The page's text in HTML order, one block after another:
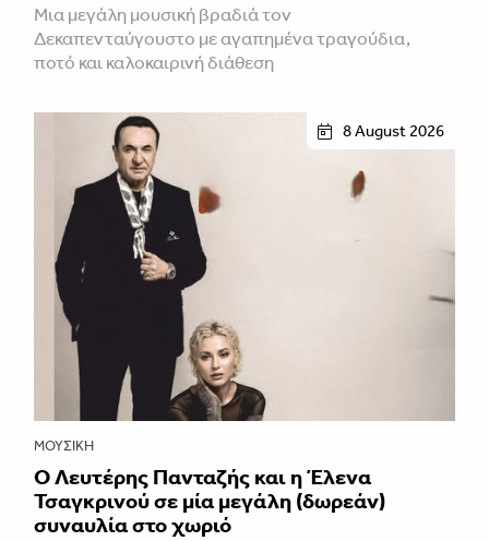
Μια μεγάλη μουσική βραδιά τον
Δεκαπενταύγουστο με αγαπημένα τραγούδια,
ποτό και καλοκαιρινή διάθεση
8 August 2026
ΜΟΥΣΙΚΉ
Ο Λευτέρης Πανταζής και η Έλενα
Τσαγκρινού σε μία μεγάλη (δωρεάν)
συναυλία στο χωριό